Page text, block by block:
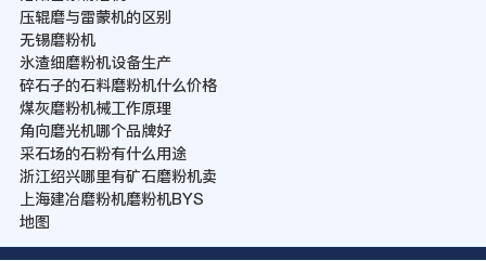
压辊磨与雷蒙机的区别
无锡磨粉机
氷渣细磨粉机设备生产
碎石子的石料磨粉机什么价格
煤灰磨粉机械工作原理
角向磨光机哪个品牌好
采石场的石粉有什么用途
浙江绍兴哪里有矿石磨粉机卖
上海建冶磨粉机磨粉机BYS
地图